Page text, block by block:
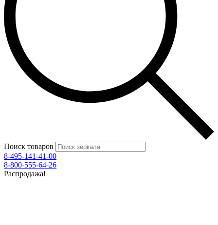
Поиск товаров
8-495-141-41-00
8-800-555-64-26
Распродажа!